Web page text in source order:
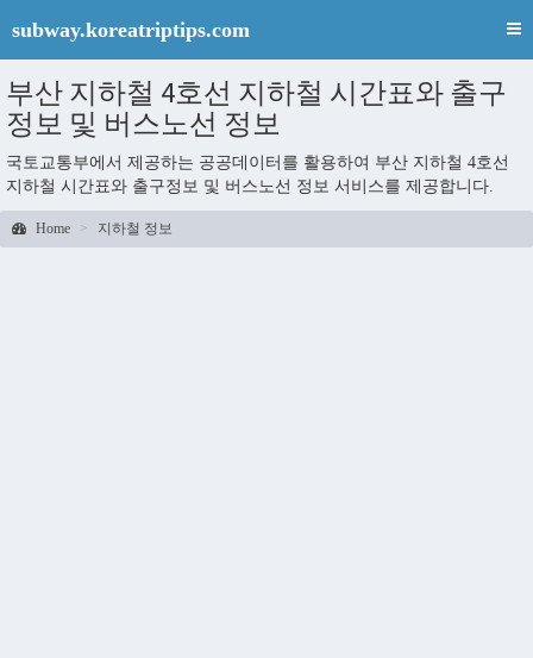
subway.koreatriptips.com
부산 지하철 4호선 지하철 시간표와 출구
정보 및 버스노선 정보
국토교통부에서 제공하는 공공데이터를 활용하여 부산 지하철 4호선
지하철 시간표와 출구정보 및 버스노선 정보 서비스를 제공합니다.
Home 지하철 정보